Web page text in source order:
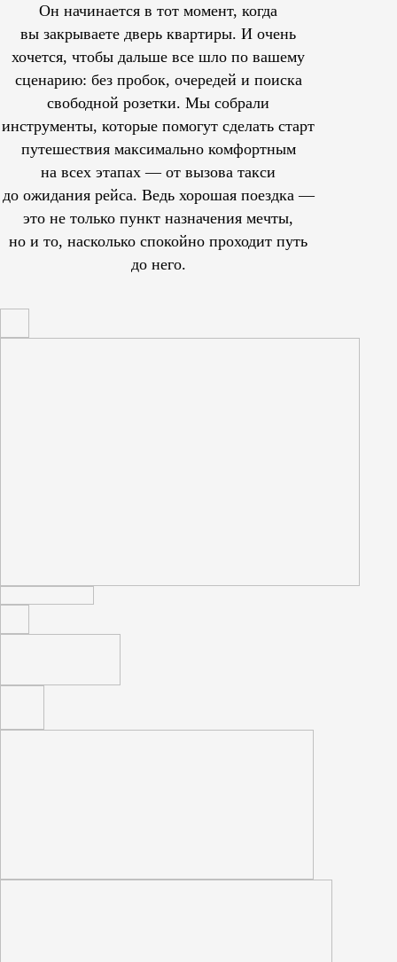
Он начинается в тот момент, когда
вы закрываете дверь квартиры. И очень
хочется, чтобы дальше все шло по вашему
сценарию: без пробок, очередей и поиска
свободной розетки. Мы собрали
инструменты, которые помогут сделать старт
путешествия максимально комфортным
на всех этапах — от вызова такси
до ожидания рейса. Ведь хорошая поездка —
это не только пункт назначения мечты,
но и то, насколько спокойно проходит путь
до него.